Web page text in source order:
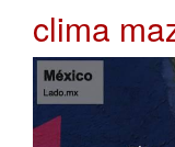
clima